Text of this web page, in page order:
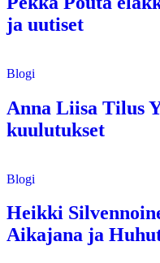
ja uutiset
Blogi
Anna Liisa Tilus
kuulutukset
Blogi
Heikki
Aikajana ja